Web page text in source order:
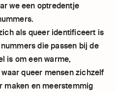
we een optredentje
als queer identificeert is
die passen bij de
is om een warme,
queer mensen zichzelf
maken en meerstemmig